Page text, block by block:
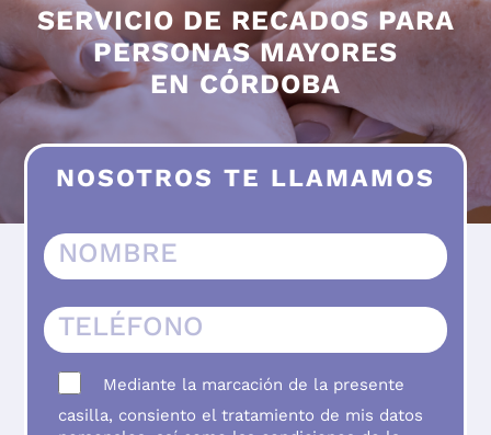
SERVICIOS
ACOMPAÑAMIENTO
CUIDADO Y COMPAÑÍA EN HOSPITALES
GESTIÓN Y CUIDADOS DEL HOGAR
SERVICIO DE RECADOS
TALLERES Y ACTIVIDADES
REGALA
BLOG
SERVICIO DE RECADOS PARA
PERSONAS MAYORES
EN CÓRDOBA
NOSOTROS TE LLAMAMOS
Mediante la marcación de la presente
casilla, consiento el tratamiento de mis datos